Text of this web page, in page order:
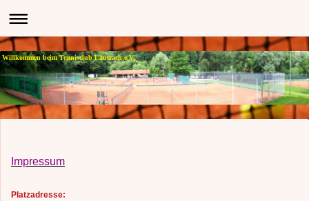
Willkommen beim Tennisclub Lautrach e.V.
Impressum
Platzadresse: